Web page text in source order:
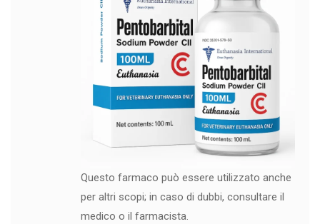
Questo farmaco può essere utilizzato anche
per altri scopi; in caso di dubbi, consultare il
medico o il farmacista.